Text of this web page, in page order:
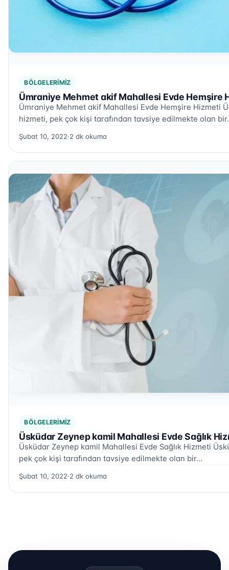
BÖLGELERIMIZ
Ümraniye Mehmet akif Mahallesi Evde Hemşire
Ümraniye Mehmet akif Mahallesi Evde Hemşire Hizmeti
hizmeti, pek çok kişi tarafından tavsiye edilmekte olan
Şubat 10, 2022·2 dk okuma
BÖLGELERIMIZ
Üsküdar Zeynep kamil Mahallesi Evde Sağlık
Üsküdar Zeynep kamil Mahallesi Evde Sağlık Hizmeti
pek çok kişi tarafından tavsiye edilmekte olan bir…
Şubat 10, 2022·2 dk okuma